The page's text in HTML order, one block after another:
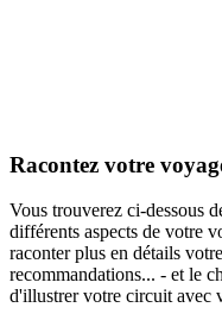
Racontez votre
Vous trouverez ci-dessous
différents aspects de votre
raconter plus en détails
recommandations... - et le
d'illustrer votre circuit avec